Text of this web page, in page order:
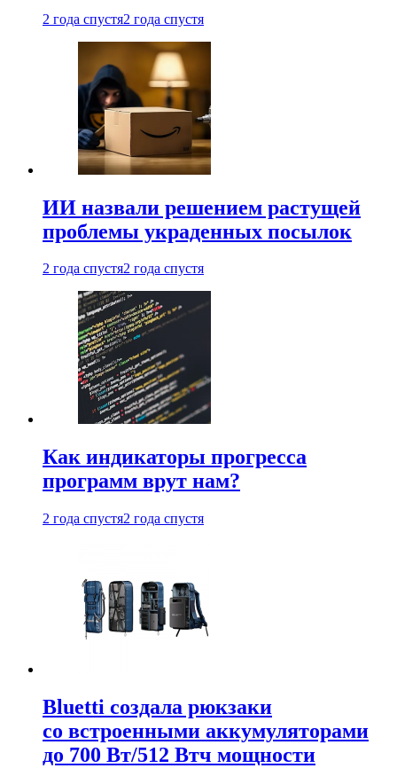
2 года спустя2 года спустя
ИИ назвали решением растущей
проблемы украденных посылок
2 года спустя2 года спустя
Как индикаторы прогресса
программ врут нам?
2 года спустя2 года спустя
Bluetti создала рюкзаки
со встроенными аккумуляторами
до 700 Вт/512 Втч мощности